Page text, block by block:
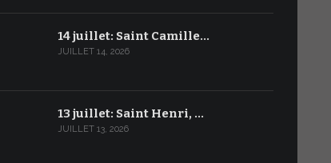
14 juillet: Saint Camille…
JUILLET 14, 2026
13 juillet: Saint Henri, …
JUILLET 13, 2026